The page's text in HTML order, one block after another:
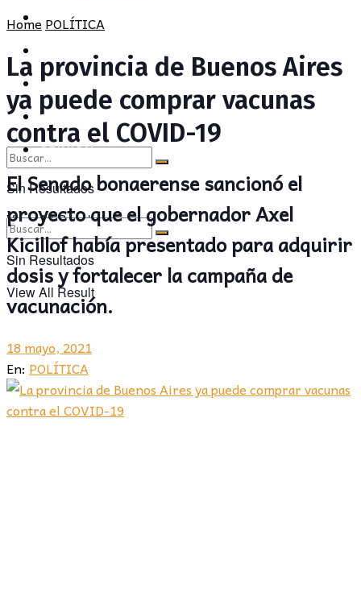
POLÍTICA
CULTURA
OPINIÓN
Sin Resultados
View All Result
PROVINCIA
POLÍTICA
SOCIEDAD
CULTURA
OPINIÓN
Sin Resultados
View All Result
HomePOLÍTICA
La provincia de Buenos Aires
ya puede comprar vacunas
contra el COVID-19
El Senado bonaerense sancionó el
proyecto que el gobernador Axel
Kicillof había presentado para adquirir
dosis y fortalecer la campaña de
vacunación.
18 mayo, 2021
En: POLÍTICA